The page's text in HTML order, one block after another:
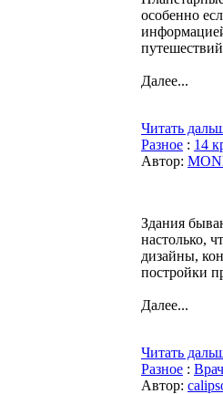
особенно
Далее...
Читать
Разное : 14
Автор:
Здания
настолько,
дизайны,
постройки
Далее...
Читать
Разное :
Автор: